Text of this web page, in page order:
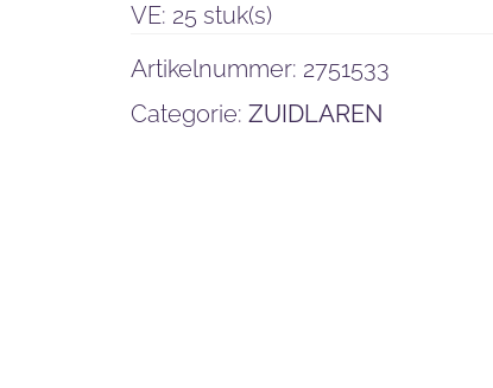
VE: 25 stuk(s)
Artikelnummer: 2751533
Categorie: ZUIDLAREN